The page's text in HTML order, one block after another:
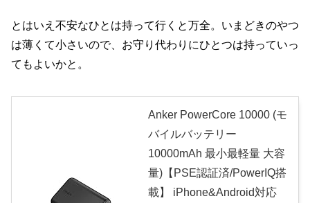
とはいえ不安なひとは持って行くと万全。いまどきのやつ
は薄くて小さいので、お守り代わりにひとつは持っていっ
てもよいかと。
Anker PowerCore 10000 (モ
バイルバッテリー
10000mAh 最小最軽量 大容
量)【PSE認証済/PowerIQ搭
載】 iPhone&Android対応